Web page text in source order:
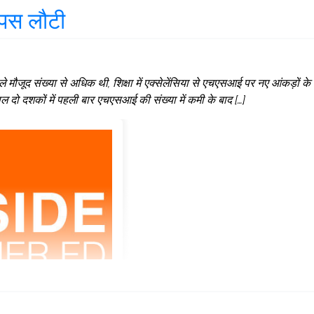
लौटी
मौजूद संख्या से अधिक थी, शिक्षा में एक्सेलेंसिया से एचएसआई पर नए आंकड़ों के
दो दशकों में पहली बार एचएसआई की संख्या में कमी के बाद […]